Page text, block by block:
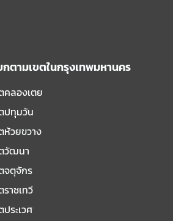
กตามเขตในกรุงเทพมหานคร
คลองเตย
ปทุมวัน
ห้วยขวาง
วัฒนา
จตุจักร
ราชเทวี
ระเวศ